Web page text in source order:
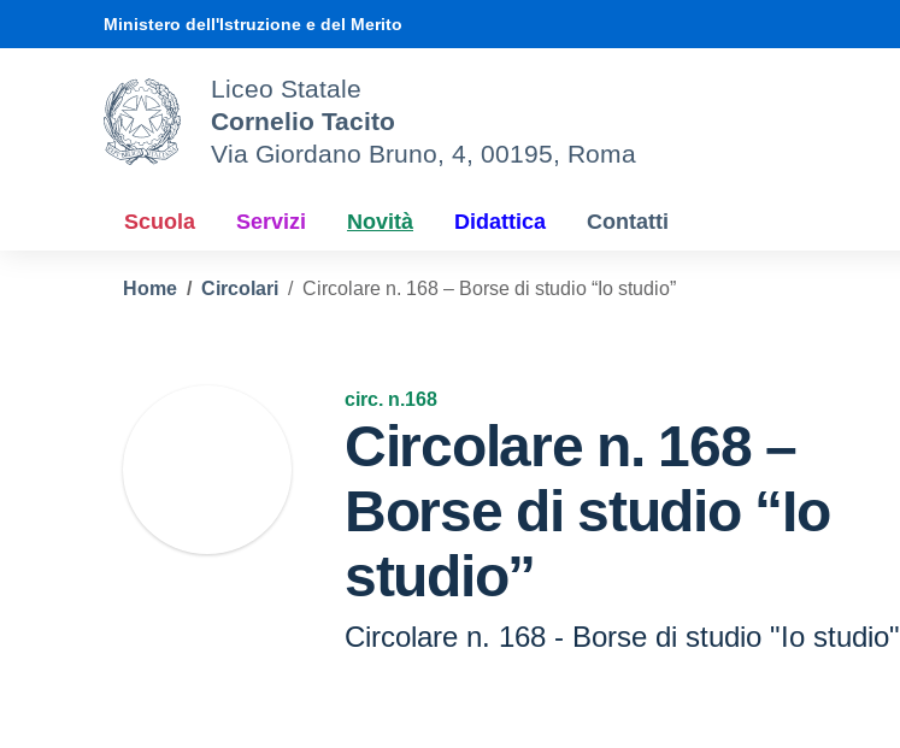
Ministero dell'Istruzione e del Merito
Liceo Statale
Cornelio Tacito
Via Giordano Bruno, 4, 00195, Roma
Scuola Servizi Novità Didattica Contatti
Home Circolari Circolare n. 168 – Borse di studio “Io studio”
circ. n.168
Circolare n. 168 –
Borse di studio “Io
studio”
Circolare n. 168 - Borse di studio "Io studio"